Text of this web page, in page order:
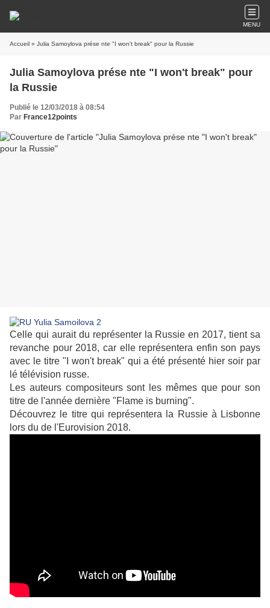
MENU
Accueil » Julia Samoylova prése nte "I won't break" pour la Russie
Julia Samoylova prése nte "I won't break" pour
la Russie
Publié le 12/03/2018 à 08:54
Par France12points
Celle qui aurait du représenter la Russie en 2017, tient sa
revanche pour 2018, car elle représentera enfin son pays
avec le titre "I won't break" qui a été présenté hier soir par
lé télévision russe.
Les auteurs compositeurs sont les mêmes que pour son
titre de l'année dernière "Flame is burning".
Découvrez le titre qui représentera la Russie à Lisbonne
lors du de l'Eurovision 2018.